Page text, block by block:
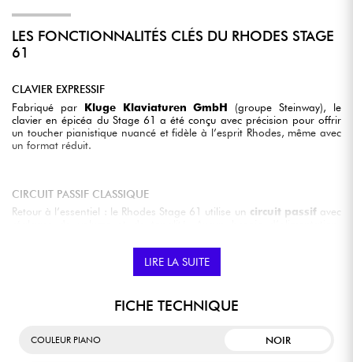
LES FONCTIONNALITÉS CLÉS DU RHODES STAGE
61
CLAVIER EXPRESSIF
Fabriqué par Kluge Klaviaturen GmbH (groupe Steinway), le
clavier en épicéa du Stage 61 a été conçu avec précision pour offrir
un toucher pianistique nuancé et fidèle à l’esprit Rhodes, même avec
un format réduit.
CIRCUIT PASSIF CLASSIQUE
Retour à l’essentiel : le Rhodes Stage 61 utilise un circuit passif avec
DESIGN COMPACT ET ÉLÉGANT
pratique que les modèles MK8 ou les versions 73 et 88 notes, sans
LIRE LA SUITE
FICHE TECHNIQUE
COULEUR PIANO NOIR